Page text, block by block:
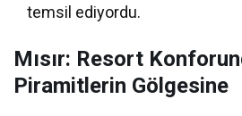
temsil ediyordu.
Mısır: Resort
Piramitlerin Gölgesine